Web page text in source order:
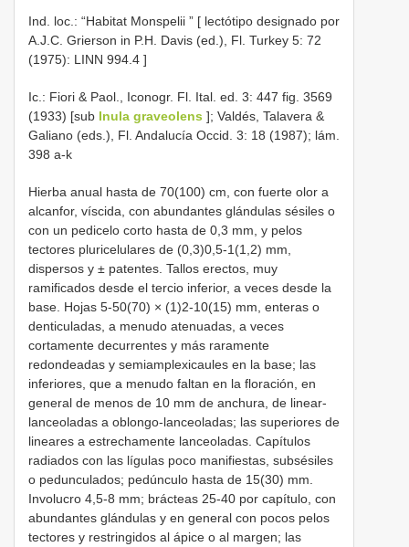
Ind. loc.: “Habitat Monspelii ” [ lectótipo designado por
A.J.C. Grierson in P.H. Davis (ed.), Fl. Turkey 5: 72
(1975): LINN 994.4 ]
Ic.: Fiori & Paol., Iconogr. Fl. Ital. ed. 3: 447 fig. 3569
(1933) [sub Inula graveolens ]; Valdés, Talavera &
Galiano (eds.), Fl. Andalucía Occid. 3: 18 (1987); lám.
398 a-k
Hierba anual hasta de 70(100) cm, con fuerte olor a
alcanfor, víscida, con abundantes glándulas sésiles o
con un pedicelo corto hasta de 0,3 mm, y pelos
tectores pluricelulares de (0,3)0,5-1(1,2) mm,
dispersos y ± patentes. Tallos erectos, muy
ramificados desde el tercio inferior, a veces desde la
base. Hojas 5-50(70) × (1)2-10(15) mm, enteras o
denticuladas, a menudo atenuadas, a veces
cortamente decurrentes y más raramente
redondeadas y semiamplexicaules en la base; las
inferiores, que a menudo faltan en la floración, en
general de menos de 10 mm de anchura, de linear-
lanceoladas a oblongo-lanceoladas; las superiores de
lineares a estrechamente lanceoladas. Capítulos
radiados con las lígulas poco manifiestas, subsésiles
o pedunculados; pedúnculo hasta de 15(30) mm.
Involucro 4,5-8 mm; brácteas 25-40 por capítulo, con
abundantes glándulas y en general con pocos pelos
tectores y restringidos al ápice o al margen; las